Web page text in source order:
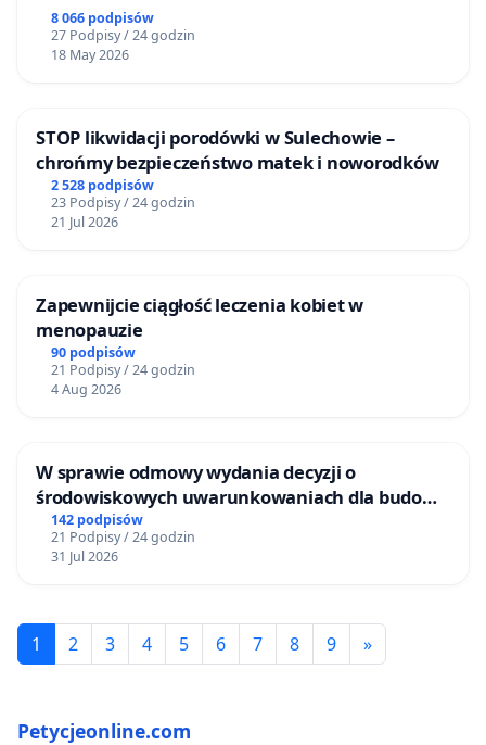
8 066 podpisów
27 Podpisy / 24 godzin
18 May 2026
STOP likwidacji porodówki w Sulechowie –
chrońmy bezpieczeństwo matek i noworodków
2 528 podpisów
23 Podpisy / 24 godzin
21 Jul 2026
Zapewnijcie ciągłość leczenia kobiet w
menopauzie
90 podpisów
21 Podpisy / 24 godzin
4 Aug 2026
W sprawie odmowy wydania decyzji o
środowiskowych uwarunkowaniach dla budowy
zakładu wytwarzania biometanu „Krynki” w
Ostrowiu Południowym oraz ochrony
mieszkańców i Puszczy Knyszyńskiej
142 podpisów
21 Podpisy / 24 godzin
31 Jul 2026
1 2 3 4 5 6 7 8 9 »
Petycjeonline.com